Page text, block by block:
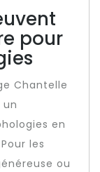
pour
Chantelle
en
les
ou